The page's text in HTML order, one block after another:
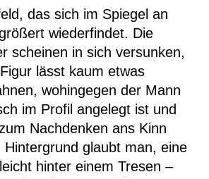
das sich im Spiegel an
wiederfindet. Die
scheinen in sich versunken,
lässt kaum etwas
wohingegen der Mann
im Profil angelegt ist und
Nachdenken ans Kinn
glaubt man, eine
hinter einem Tresen –